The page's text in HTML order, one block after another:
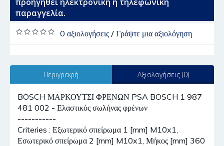
παραγγελία.
0 αξιολογήσεις/ Γράψτε μια αξιολόγηση
Περιγραφή Αξιολογήσεις (0)
BOSCH ΜΑΡΚΟΥΤΣΙ ΦΡΕΝΩΝ PSA BOSCH 1 987
481 002 - Ελαστικός σωλήνας φρένων
-----------
Criteries : Εξωτερικό σπείρωμα 1 [mm] M10x1,
Εσωτερικό σπείρωμα 2 [mm] M10x1, Μήκος [mm] 360